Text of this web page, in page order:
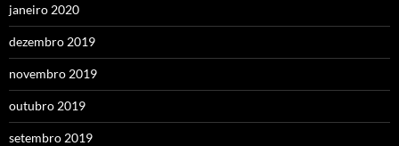
janeiro 2020
dezembro 2019
novembro 2019
outubro 2019
setembro 2019